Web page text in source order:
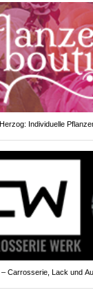
Individuelle
Carrosserie, Lack und